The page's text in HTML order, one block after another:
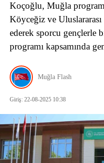
Koçoğlu, Muğla
Köyceğiz ve
ederek sporcu gençlerle
programı kapsamında
Muğla Flash
Giriş: 22-08-2025 10:38